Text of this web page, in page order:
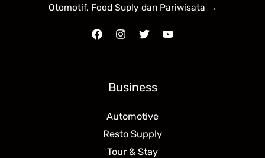
Otomotif, Food Suply dan Pariwisata →
Business
Automotive
Resto Supply
Tour & Stay